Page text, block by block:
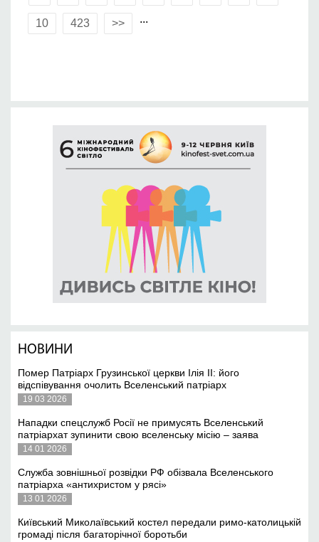
10 ...
423 >>
НОВИНИ
Помер Патріарх Грузинської церкви Ілія II: його
відспівування очолить Вселенський патріарх
19 03 2026
Нападки спецслужб Росії не примусять Вселенський
патріархат зупинити свою вселенську місію – заява
14 01 2026
Служба зовнішньої розвідки РФ обізвала Вселенського
патріарха «антихристом у рясі»
13 01 2026
Київський Миколаївський костел передали римо-католицькій
громаді після багаторічної боротьби